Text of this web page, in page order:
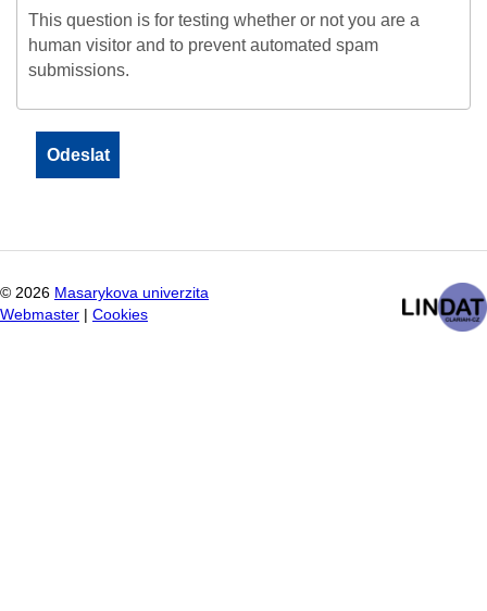
This question is for testing whether or not you are a
human visitor and to prevent automated spam
submissions.
© 2026 Masarykova univerzita
Webmaster
Cookies